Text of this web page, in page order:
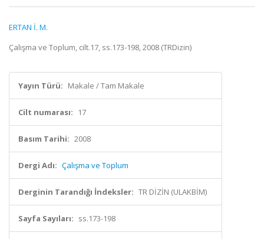
ERTAN İ. M.
Çalışma ve Toplum, cilt.17, ss.173-198, 2008 (TRDizin)
Yayın Türü: Makale / Tam Makale
Cilt numarası: 17
Basım Tarihi: 2008
Dergi Adı: Çalışma ve Toplum
Derginin Tarandığı İndeksler: TR DİZİN (ULAKBİM)
Sayfa Sayıları: ss.173-198